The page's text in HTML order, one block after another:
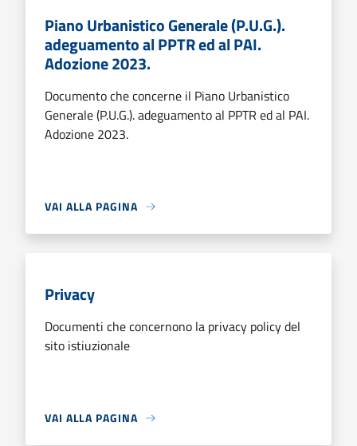
Piano Urbanistico Generale (P.U.G.).
adeguamento al PPTR ed al PAI.
Adozione 2023.
Documento che concerne il Piano Urbanistico
Generale (P.U.G.). adeguamento al PPTR ed al PAI.
Adozione 2023.
VAI ALLA PAGINA
Privacy
Documenti che concernono la privacy policy del
sito istiuzionale
VAI ALLA PAGINA